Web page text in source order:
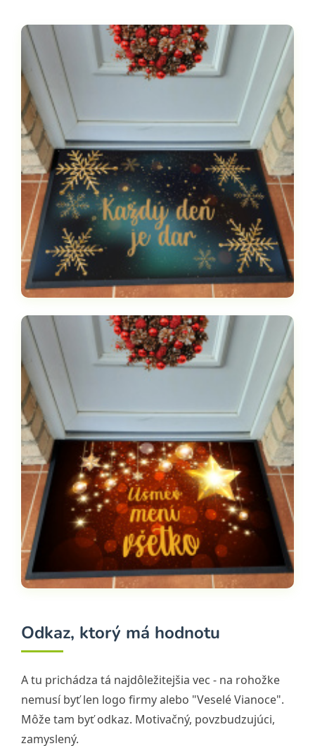
Odkaz, ktorý má hodnotu
A tu prichádza tá najdôležitejšia vec - na rohožke
nemusí byť len logo firmy alebo "Veselé Vianoce".
Môže tam byť odkaz. Motivačný, povzbudzujúci,
zamyslený.